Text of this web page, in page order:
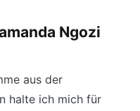
Ngozi
aus der
halte ich mich für